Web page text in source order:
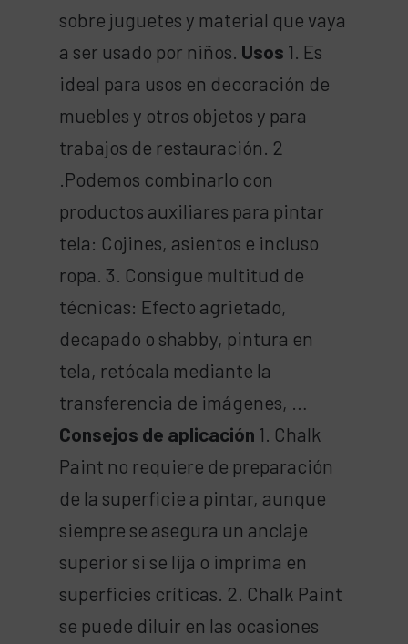
sobre juguetes y material que vaya
a ser usado por niños. Usos 1. Es
ideal para usos en decoración de
muebles y otros objetos y para
trabajos de restauración. 2
.Podemos combinarlo con
productos auxiliares para pintar
tela: Cojines, asientos e incluso
ropa. 3. Consigue multitud de
técnicas: Efecto agrietado,
decapado o shabby, pintura en
tela, retócala mediante la
transferencia de imágenes, …
Consejos de aplicación 1. Chalk
Paint no requiere de preparación
de la superficie a pintar, aunque
siempre se asegura un anclaje
superior si se lija o imprima en
superficies críticas. 2. Chalk Paint
se puede diluir en las ocasiones